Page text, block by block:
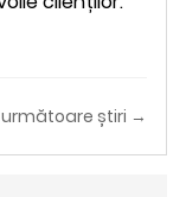
știri →